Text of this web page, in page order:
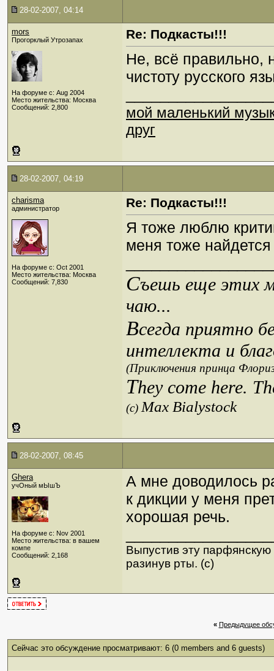
28-02-2007, 04:14
mors
Прогорклый Утрозапах
На форуме с: Aug 2004
Место жительства: Москва
Сообщений: 2,800
Re: Подкасты!!!
Не, всё
чистоту русского
мой маленький
друг
28-02-2007, 04:19
charisma
администратор
На форуме с: Oct 2001
Место жительства: Москва
Сообщений: 7,830
Re: Подкасты!!!
Я тоже люблю
меня тоже найдется
Съешь еще этих
чаю...
Всегда приятно
интеллекта и
(Приключения принца
They come here.
(c)Max Bialystock
28-02-2007, 08:45
Ghera
учОный мЫшЪ
На форуме с: Nov 2001
Место жительства: в вашем
компе
Сообщений: 2,168
А мне доводилось
к дикции у меня
хорошая речь.
Выпустив эту
разинув рты. (с)
« Предыдущее
Сейчас это обсуждение просматривают: 6 (0 members and 6 guests)